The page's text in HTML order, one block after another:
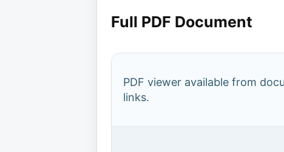
Full PDF Document
PDF viewer available from
links.